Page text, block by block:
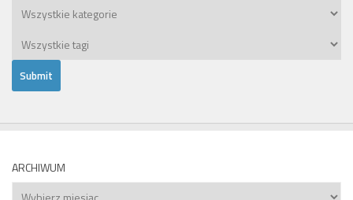
ARCHIWUM
Archiwum